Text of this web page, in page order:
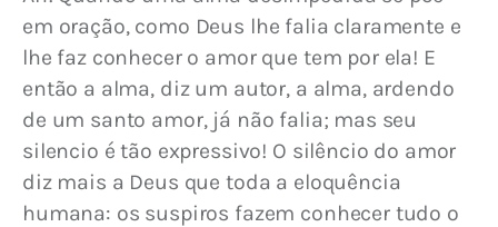
em oração, como Deus lhe falia claramente e
lhe faz conhecer o amor que tem por ela! E
então a alma, diz um autor, a alma, ardendo
de um santo amor, já não falia; mas seu
silencio é tão expressivo! O silêncio do amor
diz mais a Deus que toda a eloquência
humana: os suspiros fazem conhecer tudo o